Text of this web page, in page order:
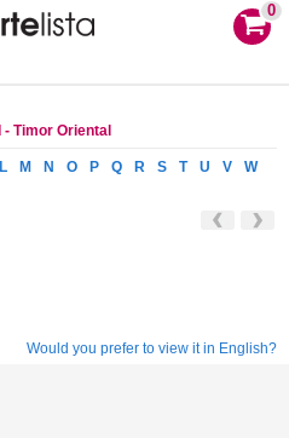
0
I - Timor Oriental
L M N O P Q R S T U V
W
Would you prefer to view it in English?